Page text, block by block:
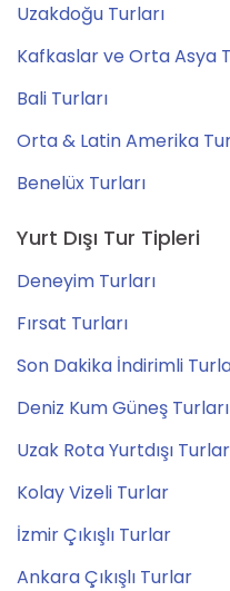
Uzakdoğu Turları
Kafkaslar ve Orta Asya
Bali Turları
Orta & Latin Amerika
Benelüx Turları
Yurt Dışı Tur Tipleri
Deneyim Turları
Fırsat Turları
Son Dakika İndirimli
Deniz Kum Güneş Turları
Uzak Rota Yurtdışı Turlar
Kolay Vizeli Turlar
İzmir Çıkışlı Turlar
Ankara Çıkışlı Turlar